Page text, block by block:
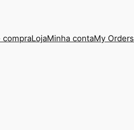
compraLojaMinha contaMy Orders